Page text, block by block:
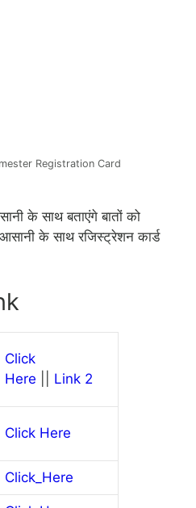
Registration Card
के साथ बताएंगे बातों को
के साथ रजिस्ट्रेशन कार्ड
Click
Here
Link 2
Click Here
Click_Here